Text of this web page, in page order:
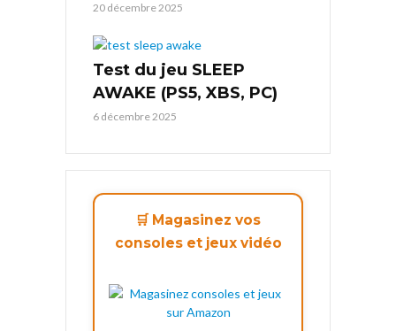
20 décembre 2025
Test du jeu SLEEP
AWAKE (PS5, XBS, PC)
6 décembre 2025
🛒 Magasinez vos
consoles et jeux vidéo